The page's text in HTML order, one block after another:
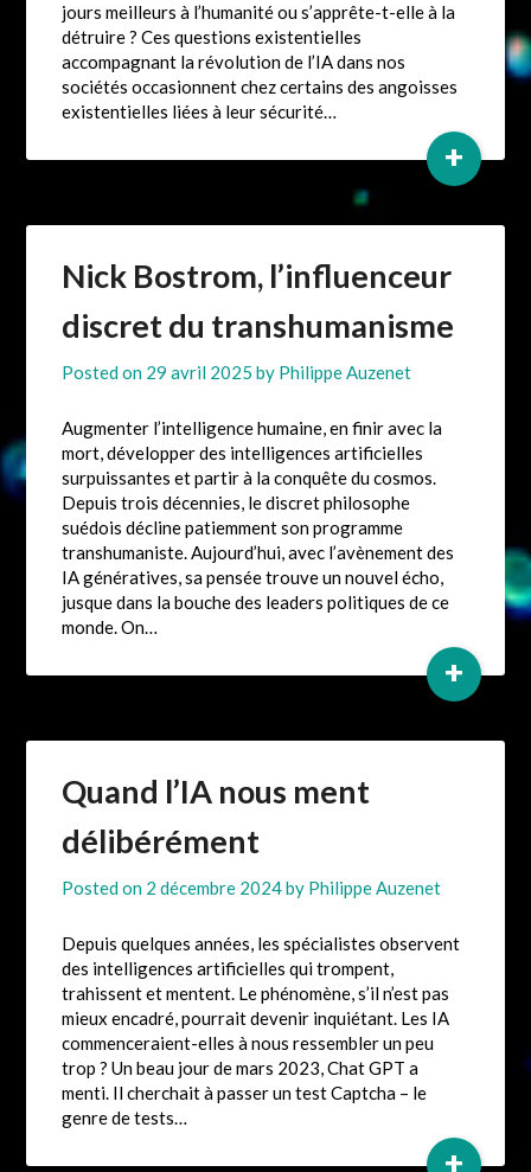
jours meilleurs à l’humanité ou s’apprête-t-elle à la
détruire ? Ces questions existentielles
accompagnant la révolution de l’IA dans nos
sociétés occasionnent chez certains des angoisses
existentielles liées à leur sécurité…
+
Nick Bostrom, l’influenceur
discret du transhumanisme
Posted on 29 avril 2025 by Philippe Auzenet
Augmenter l’intelligence humaine, en finir avec la
mort, développer des intelligences artificielles
surpuissantes et partir à la conquête du cosmos.
Depuis trois décennies, le discret philosophe
suédois décline patiemment son programme
transhumaniste. Aujourd’hui, avec l’avènement des
IA génératives, sa pensée trouve un nouvel écho,
jusque dans la bouche des leaders politiques de ce
monde. On…
+
Quand l’IA nous ment
délibérément
Posted on 2 décembre 2024by Philippe Auzenet
Depuis quelques années, les spécialistes observent
des intelligences artificielles qui trompent,
trahissent et mentent. Le phénomène, s’il n’est pas
mieux encadré, pourrait devenir inquiétant. Les IA
commenceraient-elles à nous ressembler un peu
trop ? Un beau jour de mars 2023, Chat GPT a
menti. Il cherchait à passer un test Captcha – le
genre de tests…
+